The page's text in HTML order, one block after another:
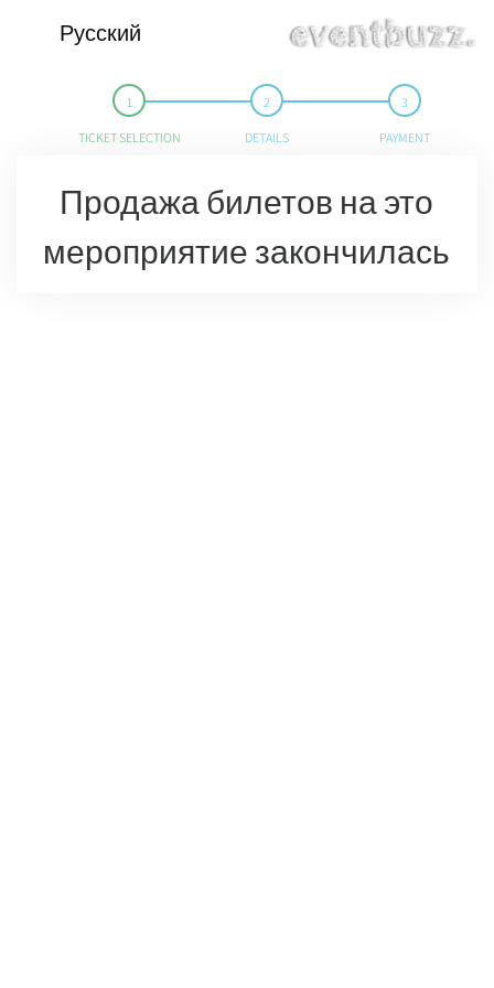
Русский
TICKET SELECTION DETAILS PAYMENT
Продажа билетов на это
мероприятие закончилась